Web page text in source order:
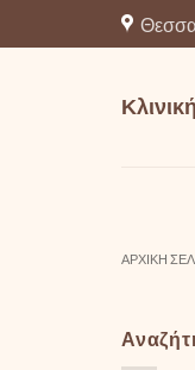
στο
Κλινική
ΑΡΧΙΚΉ